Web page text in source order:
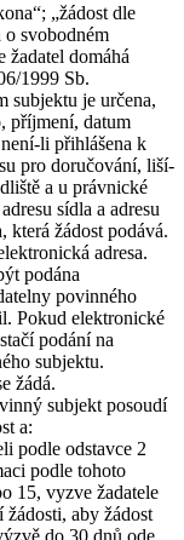
„žádost dle
o svobodném
žadatel domáhá
1999 Sb.
subjektu je určena,
příjmení, datum
li přihlášena k
pro doručování, liší-
a u právnické
sídla a adresu
která žádost podává.
adresa.
podána
povinného
Pokud elektronické
podání na
subjektu.
žádá.
subjekt posoudí
a:
podle odstavce 2
podle tohoto
15, vyzve žadatele
aby žádost
do 30 dnů ode